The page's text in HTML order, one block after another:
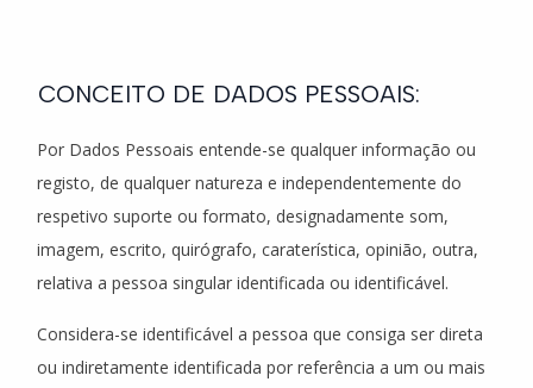
CONCEITO DE DADOS PESSOAIS:
Por Dados Pessoais entende-se qualquer informação ou
registo, de qualquer natureza e independentemente do
respetivo suporte ou formato, designadamente som,
imagem, escrito, quirógrafo, caraterística, opinião, outra,
relativa a pessoa singular identificada ou identificável.
Considera-se identificável a pessoa que consiga ser direta
ou indiretamente identificada por referência a um ou mais